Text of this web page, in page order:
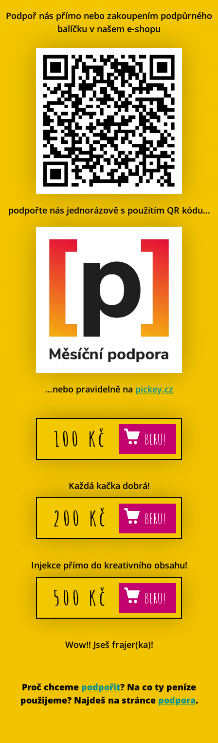
Podpoř nás přímo nebo zakoupením podpůrného
balíčku v našem e-shopu
podpořte nás jednorázově s použitím QR kódu…
…nebo pravidelně na pickey.cz
100 Kč
Každá kačka dobrá!
200 Kč
Injekce přímo do kreativního obsahu!
500 Kč
Wow!! Jseš frajer(ka)!
Proč chceme podpořit? Na co ty peníze
použijeme? Najdeš na stránce podpora.